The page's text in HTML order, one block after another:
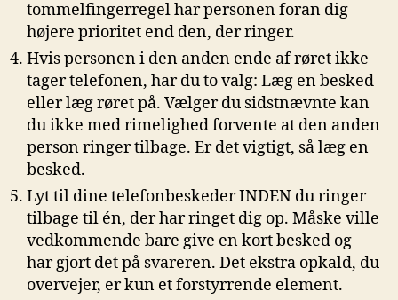
tommelfingerregel har personen foran dig
højere prioritet end den, der ringer.
Hvis personen i den anden ende af røret ikke
tager telefonen, har du to valg: Læg en besked
eller læg røret på. Vælger du sidstnævnte kan
du ikke med rimelighed forvente at den anden
person ringer tilbage. Er det vigtigt, så læg en
besked.
Lyt til dine telefonbeskeder INDEN du ringer
tilbage til én, der har ringet dig op. Måske ville
vedkommende bare give en kort besked og
har gjort det på svareren. Det ekstra opkald, du
overvejer, er kun et forstyrrende element.